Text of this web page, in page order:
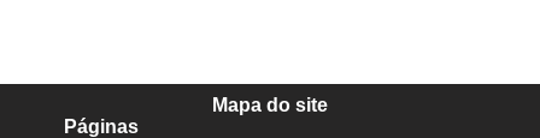
Mapa do site
Páginas